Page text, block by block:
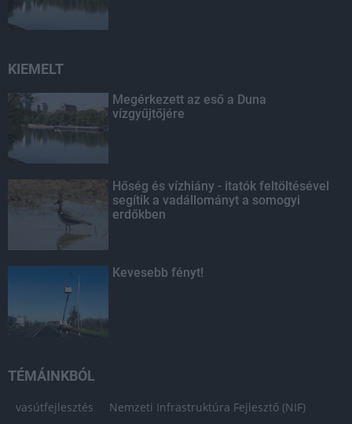
KIEMELT
Megérkezett az eső a Duna
vízgyűjtőjére
Hőség és vízhiány - itatók feltöltésével
segítik a vadállományt a somogyi
erdőkben
Kevesebb fényt!
TÉMÁINKBÓL
vasútfejlesztés Nemzeti Infrastruktúra Fejlesztő (NIF)